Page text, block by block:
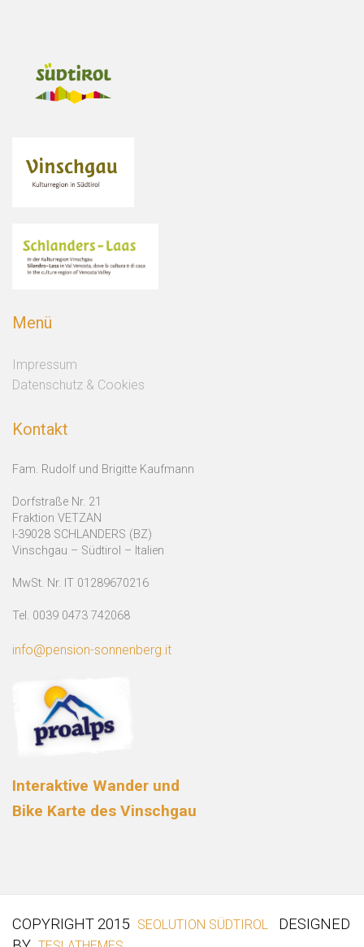
Menü
Impressum
Datenschutz & Cookies
Kontakt
Fam. Rudolf und Brigitte Kaufmann
Dorfstraße Nr. 21
Fraktion VETZAN
I-39028 SCHLANDERS (BZ)
Vinschgau – Südtirol – Italien
MwSt. Nr. IT 01289670216
Tel. 0039 0473 742068
info@pension-sonnenberg.it
Interaktive Wander und
Bike Karte des Vinschgau
COPYRIGHT 2015 SEOLUTION SÜDTIROL
DESIGNED